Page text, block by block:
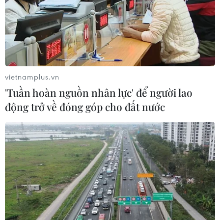
chủ doanh nghiệp.
VietinBank đạt giải Ngân hàng cung cấp
tài trợ thương mại tốt nhất
vietnamplus.vn
'Tuần hoàn nguồn nhân lực' để người lao
động trở về đóng góp cho đất nước